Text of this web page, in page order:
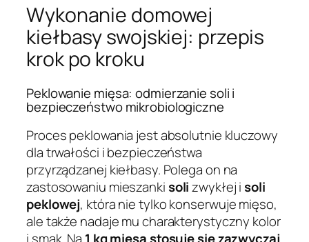
Wykonanie domowej
kiełbasy swojskiej: przepis
krok po kroku
Peklowanie mięsa: odmierzanie soli i
bezpieczeństwo mikrobiologiczne
Proces peklowania jest absolutnie kluczowy
dla trwałości i bezpieczeństwa
przyrządzanej kiełbasy. Polega on na
zastosowaniu mieszankisolizwykłej isoli
peklowej, która nie tylko konserwuje mięso,
ale także nadaje mu charakterystyczny kolor